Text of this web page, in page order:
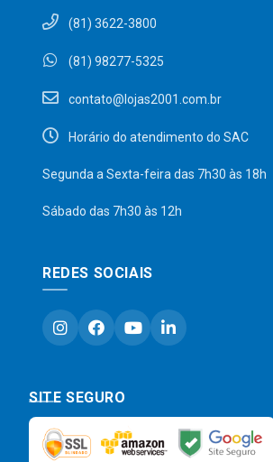
(81) 3622-3800
(81) 98277-5325
contato@lojas2001.com.br
Horário do atendimento do SAC
Segunda a Sexta-feira das 7h30 às 18h
Sábado das 7h30 às 12h
REDES SOCIAIS
SITE SEGURO